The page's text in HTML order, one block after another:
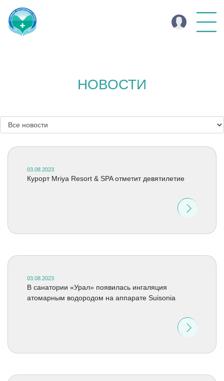
НОВОСТИ
03.08.2023
Курорт Mriya Resort & SPA отметит девятилетие
03.08.2023
В санатории «Урал» появилась ингаляция
атомарным водородом на аппарате Suisonia